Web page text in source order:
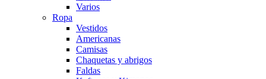
Varios
Ropa
Vestidos
Americanas
Camisas
Chaquetas y abrigos
Faldas